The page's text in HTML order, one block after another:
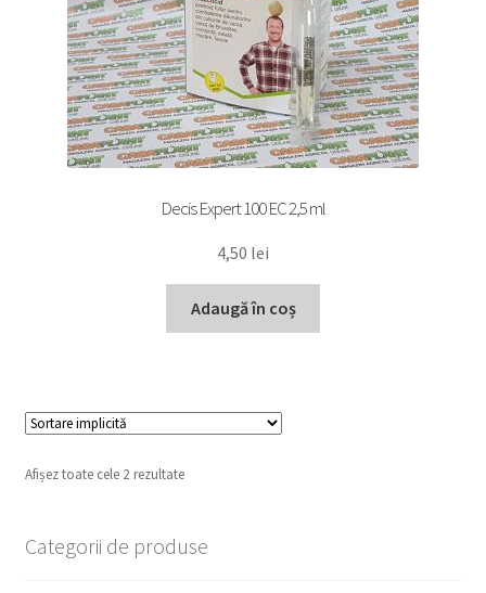
Decis Expert 100 EC 2,5 ml
4,50 lei
Adaugă în coș
Afișez toate cele 2 rezultate
Categorii de produse